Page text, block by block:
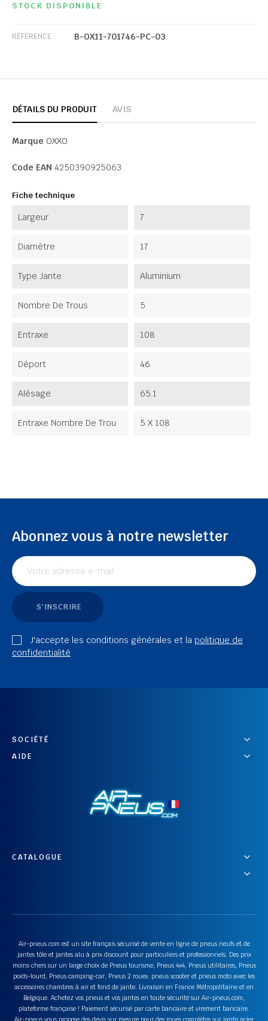
STOCK DISPONIBLE
RÉFÉRENCE B-OX11-701746-PC-03
DÉTAILS DU PRODUIT AVIS
Marque OXXO
Code EAN 4250390925063
Fiche technique
Largeur 7
Diamètre 17
Type Jante Aluminium
Nombre De Trous 5
Entraxe 108
Déport 46
Alésage 65.1
Entraxe Nombre De Trou 5 X 108
Abonnez vous à notre newsletter
S'INSCRIRE
J'accepte les conditions générales et la politique de
confidentialité
SOCIÉTÉ
AIDE
CATALOGUE
Air-pneus.com est un site français sécurisé de vente en ligne de pneus neufs et de
jantes tôle et jantes alu à prix discount pour particuliers et professionnels. Des prix
moins chers sur un large choix de Pneus tourisme, Pneus 4x4, Pneus utilitaires, Pneus
poids-lourd, Pneus camping-car, Pneus 2 roues: pneus scooter et pneus moto avec les
accessoires chambres à air et fond de jante. Livraison en France Métropolitaine et en
Belgique. Achetez vos pneus et vos jantes en toute sécurité sur Air-pneus.com,
plateforme française ! Paiement sécurisé par carte bancaire et virement bancaire.
Air-pneus vous propose des devis sur mesure pour des roues complètes sur jante acier